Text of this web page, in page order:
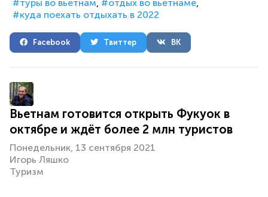
туры во вьетнам
отдых во вьетнаме
куда поехать отдыхать в 2022
Facebook Твиттер ВК
Вьетнам готовится открыть Фукуок в
октябре и ждёт более 2 млн туристов
Понедельник, 13 сентября 2021
Игорь Ляшко
Туризм